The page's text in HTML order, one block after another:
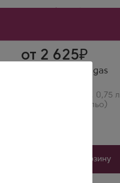
от 2 625
Вино La Planta Bodegas
0,75 л
Тинто Фино (Темпранильо)
Вкус с тонами
и дуба.
В корзину